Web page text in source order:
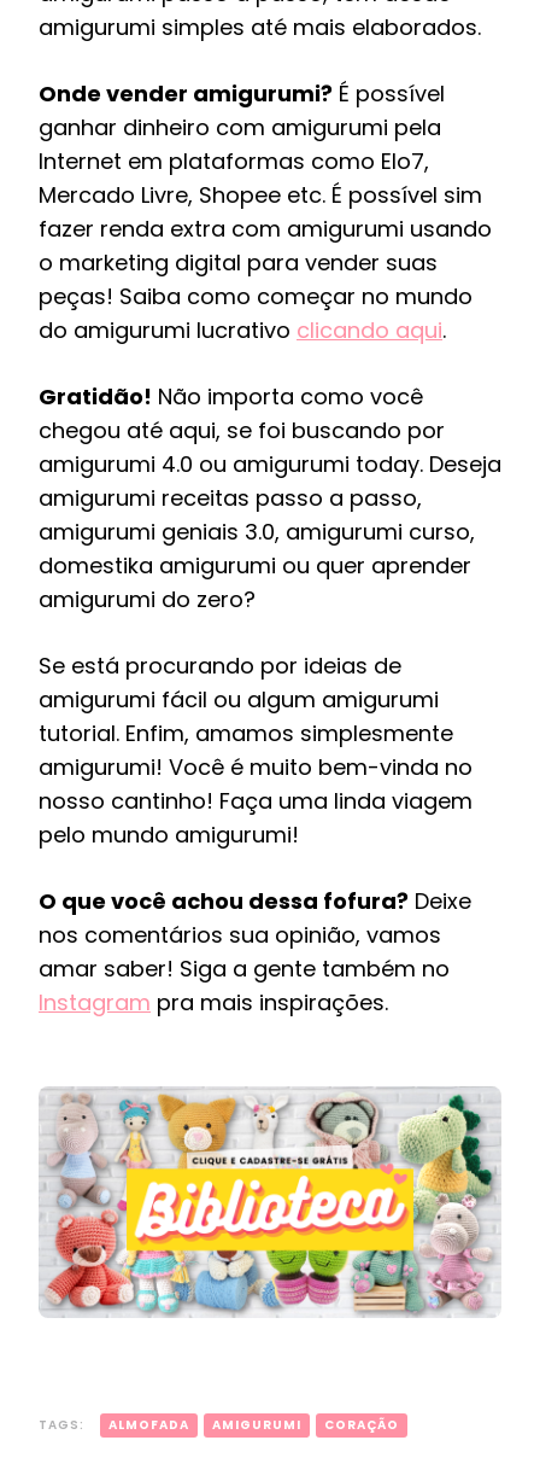
amigurumi simples até mais elaborados.
Onde vender amigurumi? É possível
ganhar dinheiro com amigurumi pela
Internet em plataformas como Elo7,
Mercado Livre, Shopee etc. É possível sim
fazer renda extra com amigurumi usando
o marketing digital para vender suas
peças! Saiba como começar no mundo
do amigurumi lucrativo clicando aqui.
Gratidão! Não importa como você
chegou até aqui, se foi buscando por
amigurumi 4.0 ou amigurumi today. Deseja
amigurumi receitas passo a passo,
amigurumi geniais 3.0, amigurumi curso,
domestika amigurumi ou quer aprender
amigurumi do zero?
Se está procurando por ideias de
amigurumi fácil ou algum amigurumi
tutorial. Enfim, amamos simplesmente
amigurumi! Você é muito bem-vinda no
nosso cantinho! Faça uma linda viagem
pelo mundo amigurumi!
O que você achou dessa fofura? Deixe
nos comentários sua opinião, vamos
amar saber! Siga a gente também no
Instagram pra mais inspirações.
TAGS: ALMOFADA AMIGURUMI CORAÇÃO